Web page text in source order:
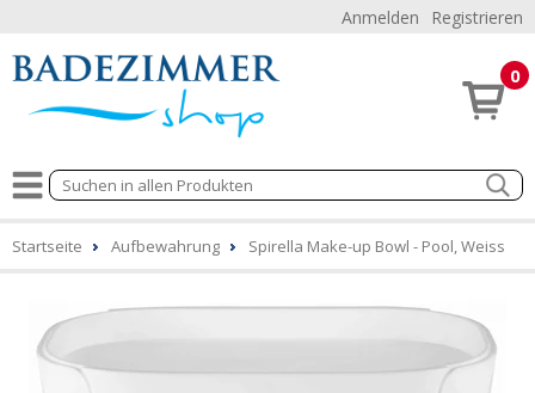
Anmelden Registrieren
0
Startseite Aufbewahrung Spirella Make-up Bowl - Pool, Weiss